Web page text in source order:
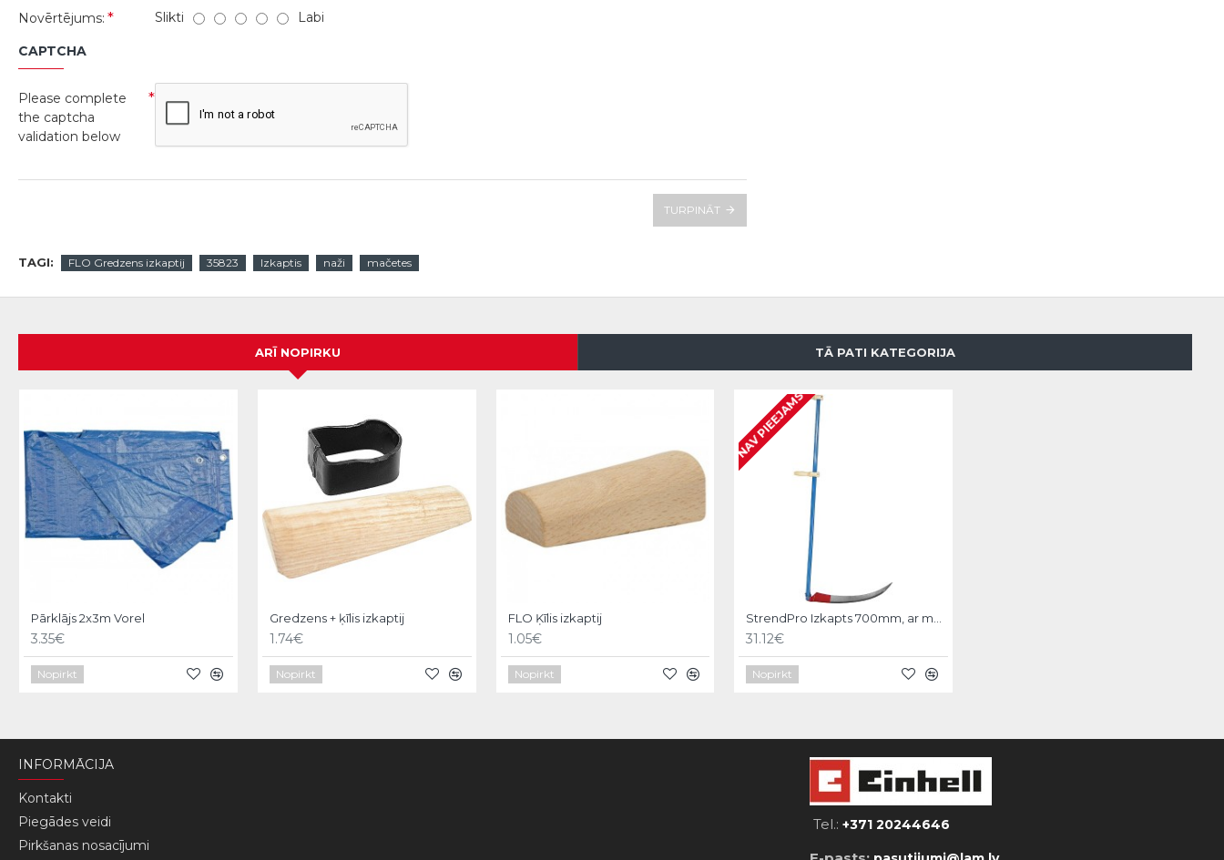
Novērtējums:
Slikti Labi
CAPTCHA
Please complete
the captcha
validation below
TURPINĀT
TAGI: FLO Gredzens izkaptij 35823 Izkaptis naži mačetes
ARĪ NOPIRKU TĀ PATI KATEGORIJA
Pārklājs 2x3m Vorel
3.35€
Nopirkt
Gredzens + ķīlis izkaptij
1.74€
Nopirkt
FLO Ķīlis izkaptij
1.05€
Nopirkt
NAV PIEEJAMS
31.12€
Nopirkt
INFORMĀCIJA
Kontakti
Piegādes veidi
Pirkšanas nosacījumi
Tel.:+371 20244646